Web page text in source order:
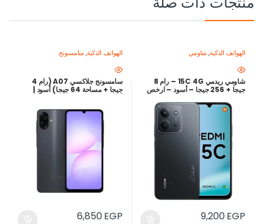
الهواتف الذكية,شاومي
شاومي ريدمي 15C 4G – رام 8
جيجا + 256 جيجا – أسود – ارخص
9,200EGP
الهواتف الذكية,سامسونج
سامسونج جلاكسي A07 (رام 4
جيجا + مساحة 64 جيجا) أسود |
6,850EGP